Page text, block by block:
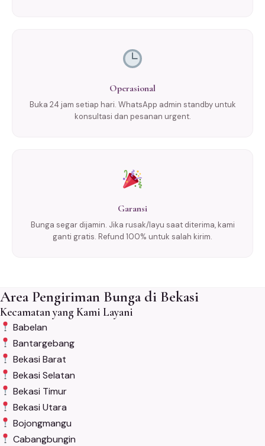
Operasional
Buka 24 jam setiap hari. WhatsApp admin standby untuk
konsultasi dan pesanan urgent.
Garansi
Bunga segar dijamin. Jika rusak/layu saat diterima, kami
ganti gratis. Refund 100% untuk salah kirim.
Area Pengiriman Bunga di Bekasi
Kecamatan yang Kami Layani
Babelan
Bantargebang
Bekasi Barat
Bekasi Selatan
Bekasi Timur
Bekasi Utara
Bojongmangu
Cabangbungin